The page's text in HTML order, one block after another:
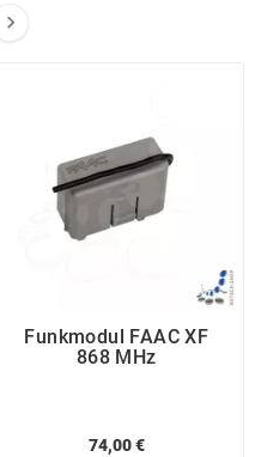

Funkmodul FAAC XF
868 MHz
74,00 €